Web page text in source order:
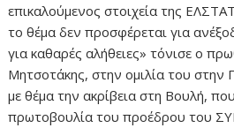
επικαλούμενος στοιχεία της
το θέμα δεν προσφέρεται για
για καθαρές αλήθειες» τόνισε ο
Μητσοτάκης, στην ομιλία του στην
με θέμα την ακρίβεια στη Βουλή,
πρωτοβουλία του προέδρου του